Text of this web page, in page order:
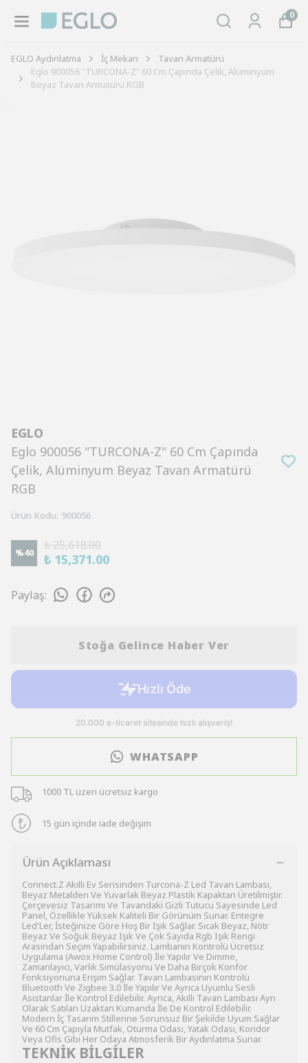
0
EGLO Aydınlatma İç Mekan
Tavan Armatürü
Eglo 900056 "TURCONA-Z" 60 Cm Çapında Çelik, Alüminyum
Beyaz Tavan Armatürü RGB
EGLO
Eglo 900056 "TURCONA-Z" 60 Cm Çapında
Çelik, Alüminyum Beyaz Tavan Armatürü
RGB
Ürün Kodu: 900056
%40
₺ 25,618.00
₺ 15,371.00
Paylaş:
Stoğa Gelince Haber Ver
WHATSAPP
1000 TL üzeri ücretsiz kargo
15 gün içinde iade değişim
Ürün Açıklaması
Connect.Z Akıllı Ev Serisinden Turcona-Z Led Tavan Lambası,
Beyaz Metalden Ve Yuvarlak Beyaz Plastik Kapaktan Üretilmiştir.
Çerçevesiz Tasarımı Ve Tavandaki Gizli Tutucu Sayesinde Led
Panel, Özellikle Yüksek Kaliteli Bir Görünüm Sunar. Entegre
Led'Ler, İsteğinize Göre Hoş Bir Işık Sağlar. Sıcak Beyaz, Nötr
Beyaz Ve Soğuk Beyaz Işık Ve Çok Sayıda Rgb Işık Rengi
Arasından Seçim Yapabilirsiniz. Lambanın Kontrolü Ücretsiz
Uygulama (Awox Home Control) İle Yapılır Ve Dimme,
Zamanlayıcı, Varlık Simülasyonu Ve Daha Birçok Konfor
Fonksiyonuna Erişim Sağlar. Tavan Lambasının Kontrolü
Bluetooth Ve Zigbee 3.0 İle Yapılır Ve Ayrıca Uyumlu Sesli
Asistanlar İle Kontrol Edilebilir. Ayrıca, Akıllı Tavan Lambası Ayrı
Olarak Satılan Uzaktan Kumanda İle De Kontrol Edilebilir.
Modern İç Tasarım Stillerine Sorunsuz Bir Şekilde Uyum Sağlar
Ve 60 Cm Çapıyla Mutfak, Oturma Odası, Yatak Odası, Koridor
Veya Ofis Gibi Her Odaya Atmosferik Bir Aydınlatma Sunar.
TEKNİK BİLGİLER